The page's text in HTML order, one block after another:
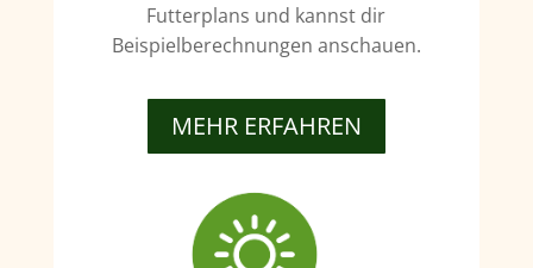
Futterplans und kannst dir
Beispielberechnungen anschauen.
MEHR ERFAHREN